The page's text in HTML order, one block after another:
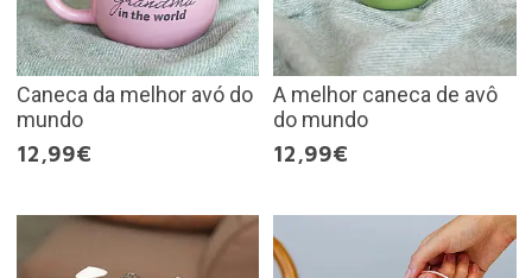
Caneca da melhor avó do
mundo
12,99€
A melhor caneca de avô
do mundo
12,99€